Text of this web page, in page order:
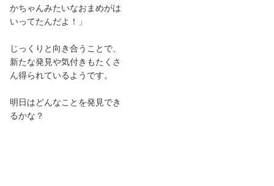
かちゃんみたいなおまめがは
いってたんだよ！」
じっくりと向き合うことで、
新たな発見や気付きもたくさ
ん得られているようです。
明日はどんなことを発見でき
るかな？